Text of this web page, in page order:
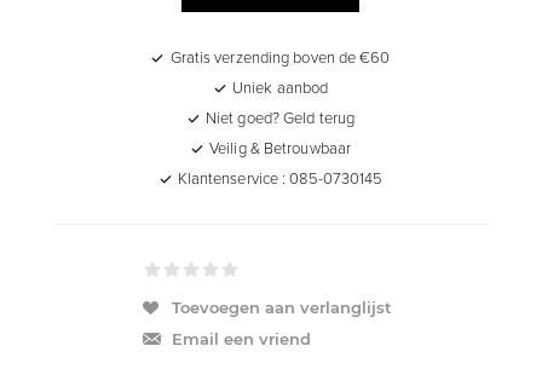
Gratis verzending boven de €60
Uniek aanbod
Niet goed? Geld terug
Veilig & Betrouwbaar
Klantenservice : 085-0730145
Toevoegen aan verlanglijst
Email een vriend